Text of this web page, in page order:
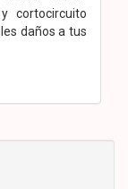
cortocircuito
daños a tus